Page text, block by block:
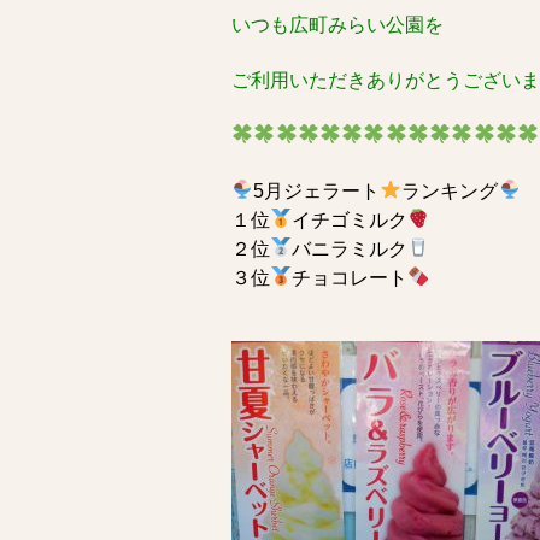
いつも広町みらい公園を
ご利用いただきありがとうござい
5月ジェラート
ランキング
１位
イチゴミルク
２位
バニラミルク
３位
チョコレート